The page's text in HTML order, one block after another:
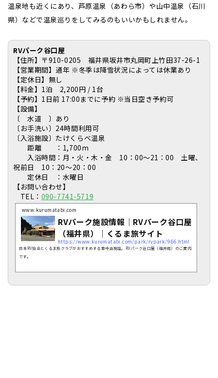
温泉地も近くにあり、芦原温泉（あわら市）や山中温泉（石川
県）などで温泉巡りをしてみるのもいいかもしれません。
RVパーク谷口屋
【住所】〒910-0205 福井県坂井市丸岡町上竹田37-26-1
【営業期間】通年 ※冬季は降雪状況によっては休業あり
【定休日】無し
【料金】1泊 2,200円 / 1台
【予約】1日前 17:00までに予約 ※当日空き予約可
【設備】
〔 水道 〕あり
〔お手洗い〕24時間利用可
〔入浴施設〕たけくらべ温泉
距離 ：1,700m
入浴時間：月・火・木・金 10：00～21：00 土曜、
祝前日 10：20～20：00
定休日 ：水曜日
【お問い合わせ】
TEL： 090-7741-5719
www.kurumatabi.com
RVパーク施設情報｜RVパーク谷口屋
（福井県）｜くるま旅サイト
https://www.kurumatabi.com/park/rvpark/966.html
日本RV協会とくるま旅クラブがおすすめする車中泊施設。RVパーク谷口屋（福井県）のご案内
です。